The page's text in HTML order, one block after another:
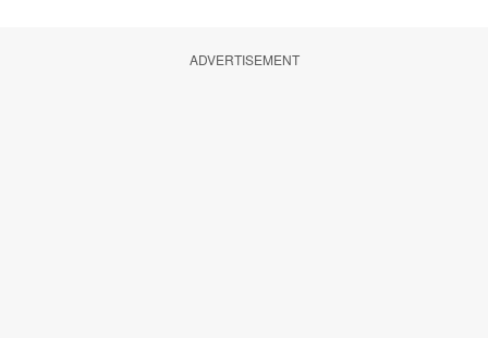
ADVERTISEMENT